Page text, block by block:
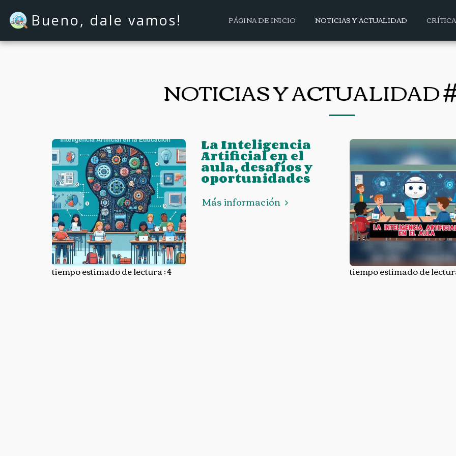
Bueno, dale vamos! PÁGINA DE INICIO NOTICIAS Y ACTUALIDAD
NOTICIAS Y ACTUALIDAD
tiempo estimado de lectura : 4
La Inteligencia
Artificial en el
aula, desafíos y
oportunidades
Más información
tiempo estimado de